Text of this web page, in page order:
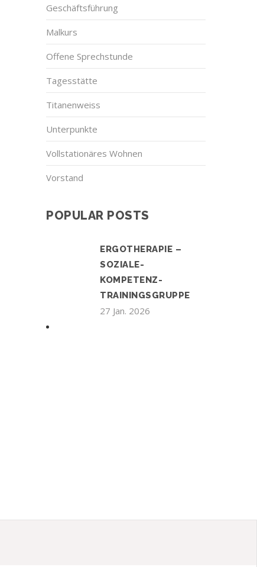
Geschäftsführung
Malkurs
Offene Sprechstunde
Tagesstätte
Titanenweiss
Unterpunkte
Vollstationäres Wohnen
Vorstand
POPULAR POSTS
ERGOTHERAPIE –
SOZIALE-
KOMPETENZ-
TRAININGSGRUPPE
27 Jan. 2026